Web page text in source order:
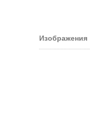
Изображения